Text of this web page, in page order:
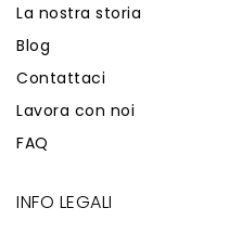
La nostra storia
Blog
Contattaci
Lavora con noi
FAQ
INFO LEGALI